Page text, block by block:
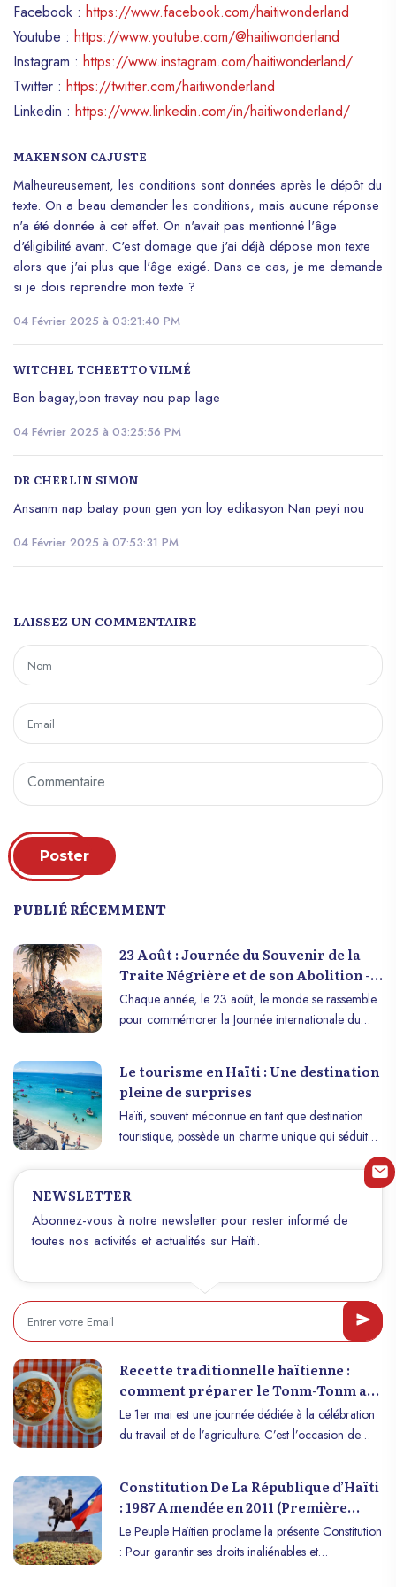
cliquant sur ce lien :
https://form.jotform.com/242596699603068.
Il est demandé de les contacter à
l’adresse suivante:
salondulivre2023@gmail.com en cas de
difficultés. Le Salon du Livre de Port-au-
philosophie, qui est d’offrir une plateforme
aux jeunes auteurs et de valoriser la
richesse de la production littéraire
haïtienne, en soutenant les nouveaux
auteurs qui contribuent à son essor. Cet
événement s’inscrit dans la continuité de la
première édition, visant à permettre
aux échanges, où les jeunes auteurs
peuvent se rencontrer, partager leurs
expériences et engager le dialogue avec
Au dire des organisateurs de l’evènement,
votre participation en tant que jeune auteur,
visiteurs. L’invitation à rejoindre cette noble
initiative est lancée aux jeunes auteurs
qui êtes concernés, la balle est désormais
dans votre camp. N’hésitez pas à aller
amoureux des livres .
Facebook : https://www.facebook.com/haitiwonderland
Youtube : https://www.youtube.com/@haitiwonderland
Instagram : https://www.instagram.com/haitiwonderland/
Twitter : https://twitter.com/haitiwonderland
Linkedin : https://www.linkedin.com/in/haitiwonderland/
MAKENSON CAJUSTE
Malheureusement, les conditions sont données après le dépôt du
texte. On a beau demander les conditions, mais aucune réponse
n'a été donnée à cet effet. On n'avait pas mentionné l'âge
d'éligibilité avant. C'est domage que j'ai déjà dépose mon texte
alors que j'ai plus que l'âge exigé. Dans ce cas, je me demande
si je dois reprendre mon texte ?
04 Février 2025 à 03:21:40 PM
WITCHEL TCHEETTO VILMÉ
Bon bagay,bon travay nou pap lage
04 Février 2025 à 03:25:56 PM
DR CHERLIN SIMON
Ansanm nap batay poun gen yon loy edikasyon Nan peyi nou
04 Février 2025 à 07:53:31 PM
LAISSEZ UN COMMENTAIRE
Poster
PUBLIÉ RÉCEMMENT
23 Août : Journée du Souvenir de la
Traite Négrière et de son Abolition -
Haïti, Pilier de la Liberté.
Chaque année, le 23 août, le monde se rassemble
pour commémorer la Journée internationale du
journée de mémoire est dédiée à la tragédie de la
traite négrière et à l’abolition de l’esclavage, un
épisode sombre de l’histoire mondiale qui continue
d’éclairer les consciences. Cependant, au cœur de
révolutionnaire qui a changé le cours de l’humanité
: l’insurrection des esclaves à Saint-Domingue,
aujourd’hui connue sous le nom de République
d’Haïti.
Le tourisme en Haïti : Une destination
pleine de surprises
Haïti, souvent méconnue en tant que destination
touristique, possède un charme unique qui séduit
les visiteurs en quête d’authenticité, d’histoire et de
paradisiaques, son patrimoine historique riche et sa
culture vibrante, Haïti offre une expérience
inoubliable. Plongeons ensemble dans ce que le
NEWSLETTER
Abonnez-vous à notre newsletter pour rester informé de
toutes nos activités et actualités sur Haïti.
Recette traditionnelle haïtienne :
comment préparer le Tonm-Tonm au
fruit à pain pour célébrer le 1er Mai
Le 1er mai est une journée dédiée à la célébration
du travail et de l’agriculture. C’est l’occasion de
Haïti Wonderland vous propose une recette
traditionnelle qui met en lumière un fruit
emblématique de la cuisine haïtienne : le fruit à
pain. Découvrez comment préparer le délicieux
Constitution De La République d’Haïti
: 1987 Amendée en 2011 (Première
partie)
Le Peuple Haïtien proclame la présente Constitution
: Pour garantir ses droits inaliénables et